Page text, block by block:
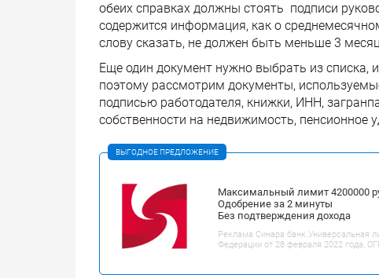
обеих справках должны стоять подписи
содержится информация, как о
слову сказать, не должен быть меньше 3
Еще один документ нужно выбрать из
поэтому рассмотрим документы,
подписью работодателя, книжки, ИНН,
собственности на недвижимость, пенсионное
ВЫГОДНОЕ ПРЕДЛОЖЕНИЕ
Максимальный лимит 4200000
Одобрение за 2 минуты
Без подтверждения дохода
Реклама Синара банк.Универсальная
Федерации от 28 февраля 2022 года,